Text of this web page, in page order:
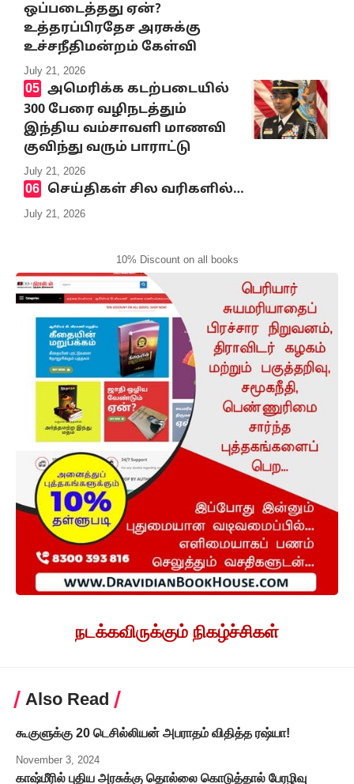
ஒப்படைத்தது ஏன்?
உத்தரப்பிரதேச அரசுக்கு
உச்சநீதிமன்றம் கேள்வி
July 21, 2026
அமெரிக்க கடற்படையில்
300 பேரை வழிநடத்தும்
இந்திய வம்சாவளி மாணவி
குவிந்து வரும் பாராட்டு
July 21, 2026
செய்திகள் சில வரிகளில்…
July 21, 2026
10% Discount on all books
நடக்கவிருக்கும் நிகழ்ச்சிகள்
Also Read
கூகுளுக்கு 20 டெசில்லியன் அபராதம் விதித்த ரஷ்யா!
November 3, 2024
காஷ்மீரில் புதிய அரசுக்கு தொல்லை கொடுத்தால் பேரழிவு